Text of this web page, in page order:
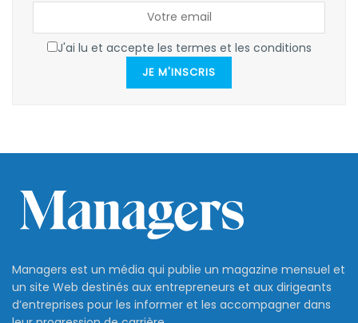
J'ai lu et accepte les termes et les conditions
JE M'INSCRIS
Managers est un média qui publie un magazine mensuel et
un site Web destinés aux entrepreneurs et aux dirigeants
d’entreprises pour les informer et les accompagner dans